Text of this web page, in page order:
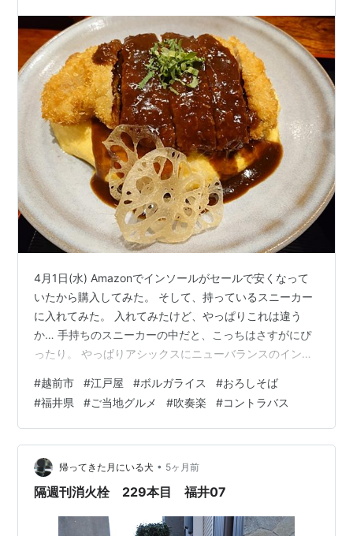
4月1日(水) Amazonでインソールがセールで安くなって
いたから購入してみた。 そして、持っているスニーカー
に入れてみた。 入れてみたけど、やっぱりこれは違う
か… 手持ちのスニーカーの中だと、こっちはさすがにぴ
ったり。 やっぱりアシックスにニューバランスのインソ
日(金) 翌日、楽団にコントラバスの見学者さんがいらっ
しゃる。 もし入団となるとコントラバス4人体制、アツ
い。ただ、楽器庫にある楽器はエンドピンが無いとのこ
となので、取り急ぎAmazonでφ8mm真鍮、φ10mmステ
ンレスの丸棒を購入してゴムキャップ付けてみた。 コン
トラバスのメ…
#越前市 #江戸屋 #ボルガライス #おろしそば
#福井県 #ご当地グルメ #吹奏楽 #コントラバス
帰ってきた月にいる犬 • 5ヶ月前
隔週刊消火栓 229本目 福井07